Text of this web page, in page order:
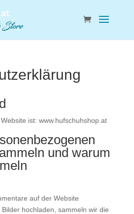
ist: www.hufschuhshop.at
und warum
auf der Website
hochladen, sammeln wir die